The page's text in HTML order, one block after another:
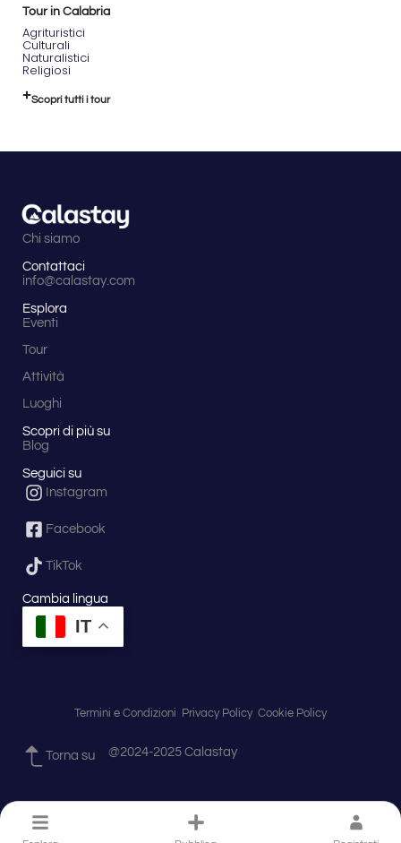
Tour in Calabria
Agrituristici
Culturali
Naturalistici
Religiosi
Scopri tutti i tour
Chi siamo
Contattaci
info@calastay.com
Esplora
Eventi
Tour
Attività
Luoghi
Scopri di più su
Blog
Seguici su
Instagram
Facebook
TikTok
Cambia lingua
IT
Termini e Condizioni Privacy Policy Cookie Policy
Torna su @2024-2025 Calastay